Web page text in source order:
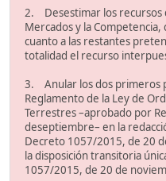
2. Desestimar los recursos
Mercados y la Competencia,
cuanto a las restantes
totalidad el recurso
3. Anular los dos primeros
Reglamento de la Ley de
Terrestres –aprobado por
deseptiembre– en la
Decreto 1057/2015, de 20
la disposición transitoria
1057/2015, de 20 de